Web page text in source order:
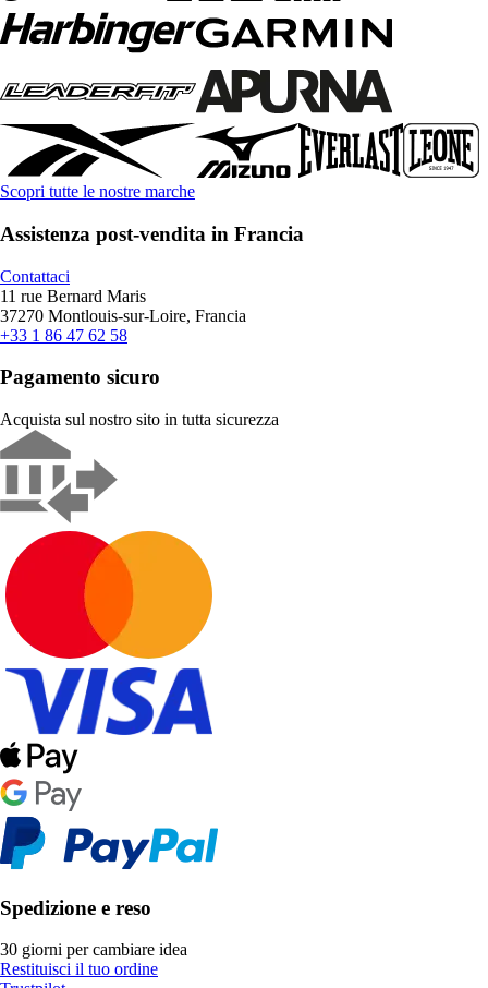
Scopri tutte le nostre marche
Assistenza post-vendita in Francia
Contattaci
11 rue Bernard Maris
37270 Montlouis-sur-Loire, Francia
+33 1 86 47 62 58
Pagamento sicuro
Acquista sul nostro sito in tutta sicurezza
Spedizione e reso
30 giorni per cambiare idea
Restituisci il tuo ordine